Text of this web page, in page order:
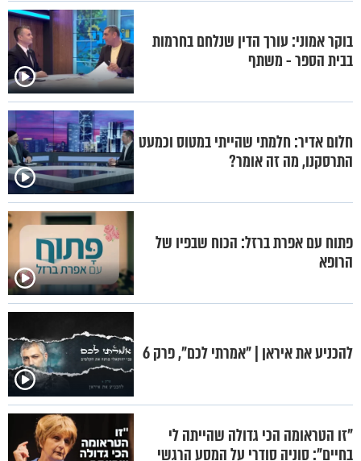
בוקר אמוני: עורך הדין שנלחם בחרמות
בבית הספר - משתף
חלום אדיר: חלמתי שהייתי במטוס וכמעט
התרסקנו, מה זה אומר?
פתוח עם אפרת ברזל: הכוח שבפיו של
הרופא
להכניע את איראן | "אמרתי לכם", פרק 6
"זו הטראומה הכי גדולה שהייתה לי
בחיים": סוניה סודרי על המסע הרגשי